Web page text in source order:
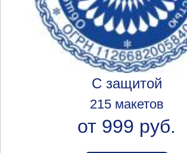
С защитой
215 макетов
от 999 руб.